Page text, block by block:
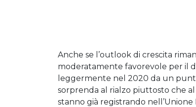
Anche se l’outlook di crescita
moderatamente favorevole per il
leggermente nel 2020 da un
sorprenda al rialzo piuttosto che al
stanno già registrando